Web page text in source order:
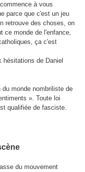
à vous
parce que c'est un jeu
retrouve des choses, on
ce monde de l'enfance,
ça c'est
de Daniel
monde nombriliste de
». Toute loi
qualifiée de fasciste.
du mouvement